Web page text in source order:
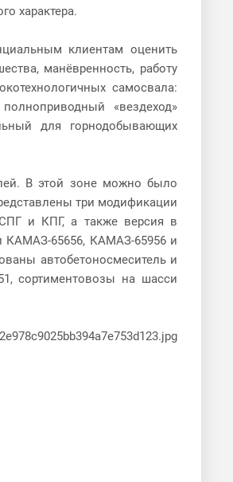
характера.
клиентам оценить
манёвренность, работу
самосвала:
«вездеход»
для горнодобывающих
В этой зоне можно было
три модификации
и КПГ, а также версия в
КАМАЗ-65656, КАМАЗ-65956 и
автобетоносмеситель и
сортиментовозы на шасси